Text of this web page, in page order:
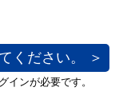
ください。 ＞